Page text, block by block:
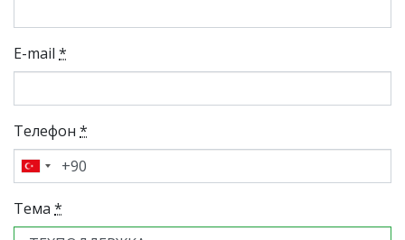
E-mail *
Телефон *
Тема *